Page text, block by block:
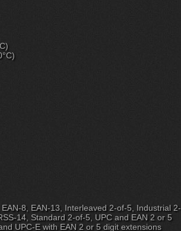
8, EAN-13, Interleaved 2-of-5, Industrial 2-
14, Standard 2-of-5, UPC and EAN 2 or 5
UPC-E with EAN 2 or 5 digit extensions